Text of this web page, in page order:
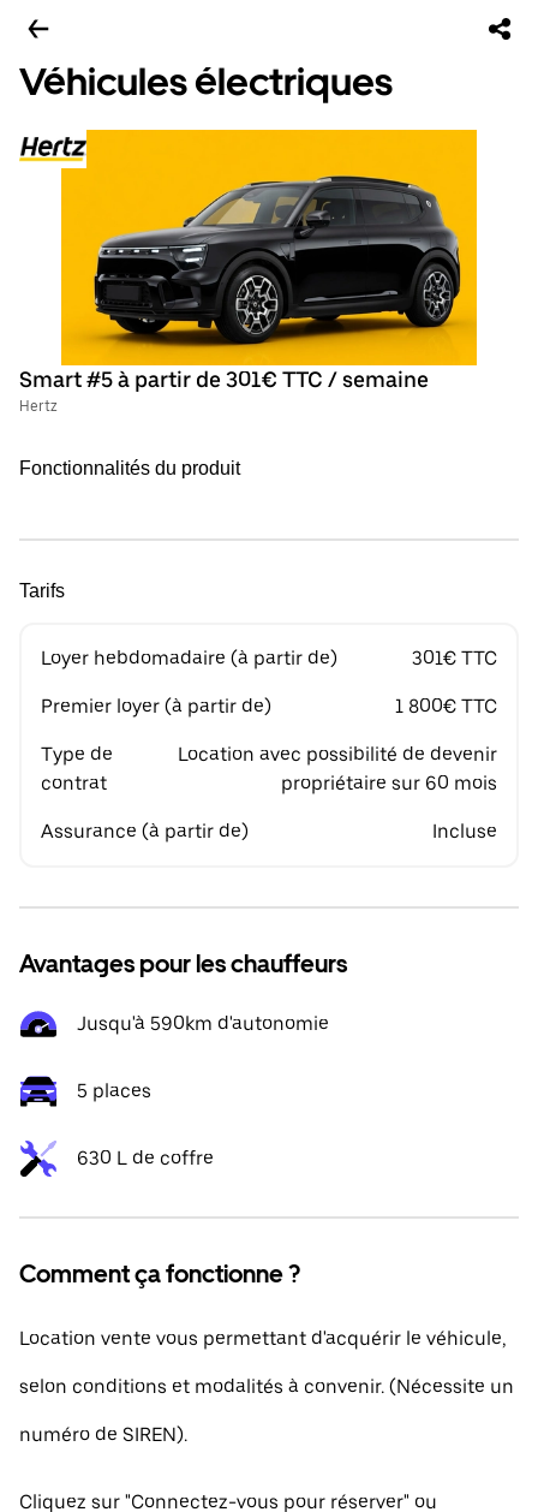
Véhicules électriques
Smart #5 à partir de 301€ TTC / semaine
Hertz
Fonctionnalités du produit
Tarifs
Loyer hebdomadaire (à partir de) 301€ TTC
Premier loyer (à partir de) 1 800€ TTC
Type de
contrat
Location avec possibilité de devenir
propriétaire sur 60 mois
Assurance (à partir de) Incluse
Avantages pour les chauffeurs
Jusqu'à 590km d'autonomie
5 places
630 L de coffre
Comment ça fonctionne ?
Location vente vous permettant d'acquérir le véhicule,
selon conditions et modalités à convenir. (Nécessite un
numéro de SIREN).
Cliquez sur "Connectez-vous pour réserver" ou